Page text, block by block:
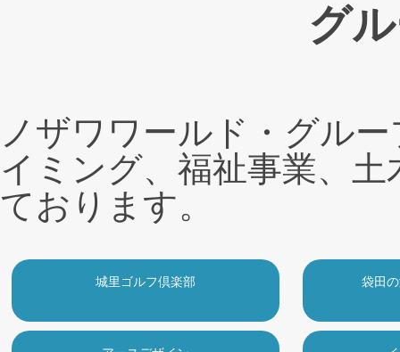
グ
ノザワワールド・グル
イミング、福祉事業、
ております。
城里ゴルフ倶楽部 袋田